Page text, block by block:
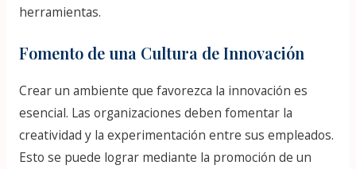
herramientas.
Fomento de una Cultura de Innovación
Crear un ambiente que favorezca la innovación es
esencial. Las organizaciones deben fomentar la
creatividad y la experimentación entre sus empleados.
Esto se puede lograr mediante la promoción de un